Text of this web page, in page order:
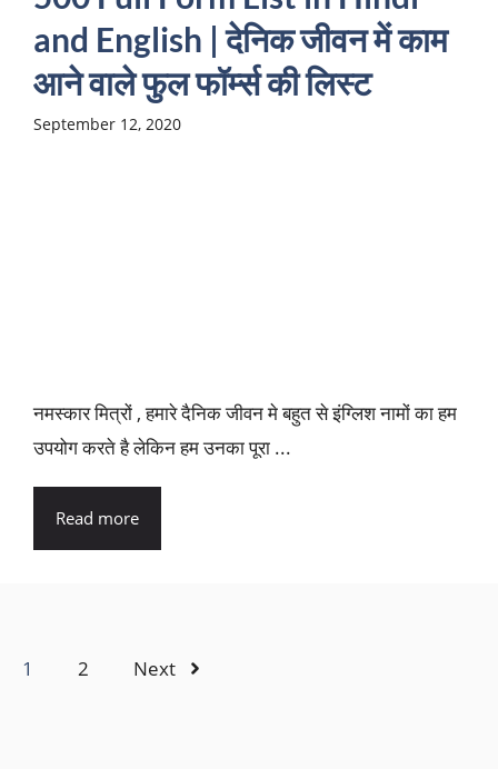
and English | देनिक जीवन में काम
आने वाले फुल फॉर्म्स की लिस्ट
September 12, 2020
नमस्कार मित्रों , हमारे दैनिक जीवन मे बहुत से इंग्लिश नामों का हम
उपयोग करते है लेकिन हम उनका पूरा ...
Read more
1 2 Next